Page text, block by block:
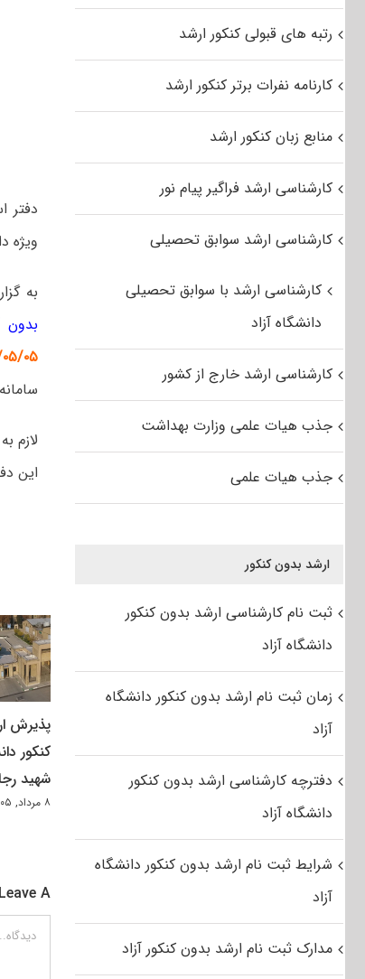
دفتر
ویژه
به
بدون آزمون
لازم
این
پذیرش
کنکور
شهید رجایی
۸ مرداد, ۱۴۰۵
Leave A دیدگاه
دیدگاه
رتبه های قبولی کنکور ارشد
کارنامه نفرات برتر کنکور ارشد
منابع زبان کنکور ارشد
کارشناسی ارشد فراگیر پیام نور
کارشناسی ارشد سوابق تحصیلی
کارشناسی ارشد با سوابق تحصیلی
دانشگاه آزاد
کارشناسی ارشد خارج از کشور
جذب هیات علمی وزارت بهداشت
جذب هیات علمی
ارشد بدون کنکور
ثبت نام کارشناسی ارشد بدون کنکور
دانشگاه آزاد
زمان ثبت نام ارشد بدون کنکور دانشگاه
آزاد
دفترچه کارشناسی ارشد بدون کنکور
دانشگاه آزاد
شرایط ثبت نام ارشد بدون کنکور دانشگاه
آزاد
مدارک ثبت نام ارشد بدون کنکور آزاد